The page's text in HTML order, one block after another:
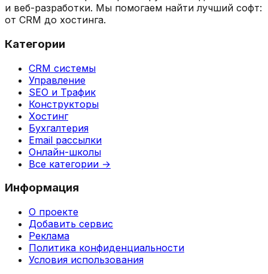
и веб-разработки. Мы помогаем найти лучший софт:
от CRM до хостинга.
Категории
CRM системы
Управление
SEO и Трафик
Конструкторы
Хостинг
Бухгалтерия
Email рассылки
Онлайн-школы
Все категории →
Информация
О проекте
Добавить сервис
Реклама
Политика конфиденциальности
Условия использования